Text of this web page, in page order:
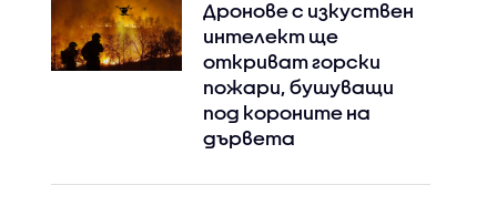
Дронове с изкуствен
интелект ще
откриват горски
пожари, бушуващи
под короните на
дървета